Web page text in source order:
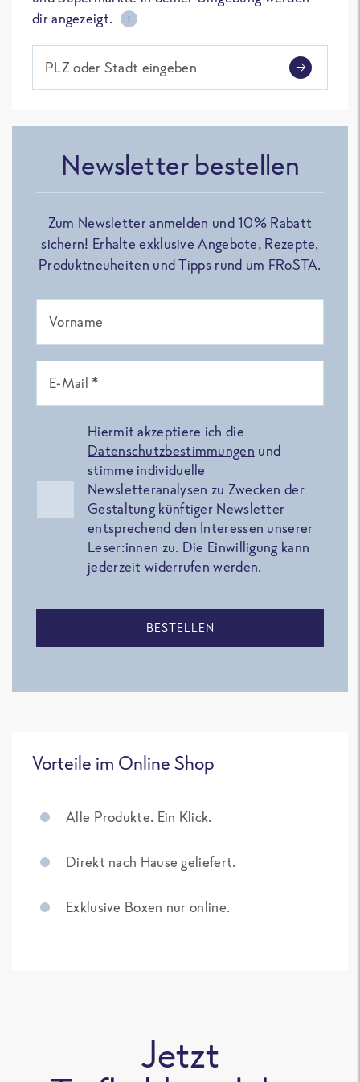
dir angezeigt.
i
PLZ oder Stadt eingeben
Newsletter bestellen
Zum Newsletter anmelden und 10% Rabatt
sichern! Erhalte exklusive Angebote, Rezepte,
Produktneuheiten und Tipps rund um FRoSTA.
Vorname
E-Mail *
Hiermit akzeptiere ich die
Datenschutzbestimmungen und
stimme individuelle
Newsletteranalysen zu Zwecken der
Gestaltung künftiger Newsletter
entsprechend den Interessen unserer
Leser:innen zu. Die Einwilligung kann
jederzeit widerrufen werden.
BESTELLEN
Vorteile im Online Shop
Alle Produkte. Ein Klick.
Direkt nach Hause geliefert.
Exklusive Boxen nur online.
Jetzt